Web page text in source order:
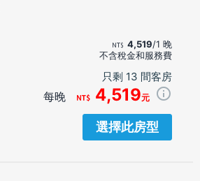
4,519/1 晚
不含稅金和服務費
只剩 13 間客房
每晚 4,519元
選擇此房型